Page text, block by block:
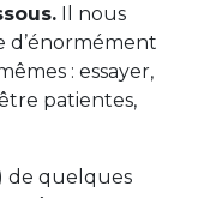
Il nous
d’énormément
: essayer,
patientes,
de quelques